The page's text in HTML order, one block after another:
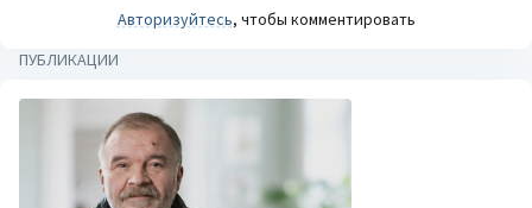
Авторизуйтесь, чтобы комментировать
ПУБЛИКАЦИИ